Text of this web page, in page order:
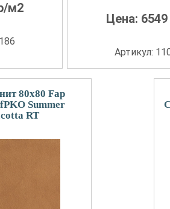
м2
Цена: 6549
Артикул:
80x80 Fap
Summer
RT